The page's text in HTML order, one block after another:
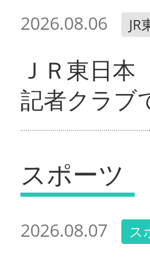
2026.08.06 JR
ＪＲ東日
記者クラブ
スポーツ
2026.08.07 ス